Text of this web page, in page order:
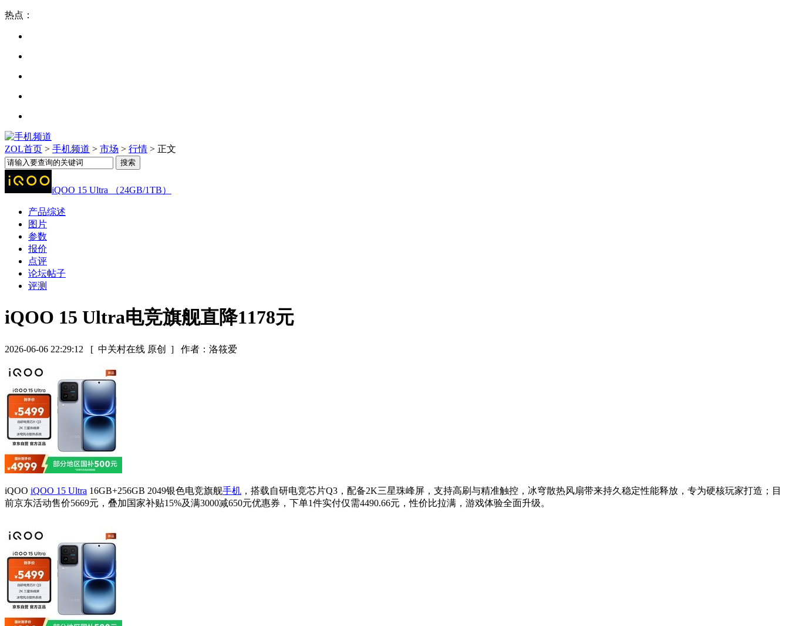
热点：
ZOL首页 > 手机频道 > 市场 > 行情 > 正文
iQOO 15 Ultra （24GB/1TB）
产品综述
图片
参数
报价
点评
论坛帖子
评测
iQOO 15 Ultra电竞旗舰直降1178元
2026-06-06 22:29:12 [ 中关村在线 原创 ] 作者：洛筱爱
iQOO iQOO 15 Ultra 16GB+256GB 2049银色电竞旗舰手机 ，搭载自研电竞芯片Q3，配备2K三星珠峰屏，支持高刷与精准触控，冰穹散热风扇带来持久稳定性能释放，专为硬核玩家打造；目
前京东活动售价5669元，叠加国家补贴15%及满3000减650元优惠券，下单1件实付仅需4490.66元，性价比拉满，游戏体验全面升级。